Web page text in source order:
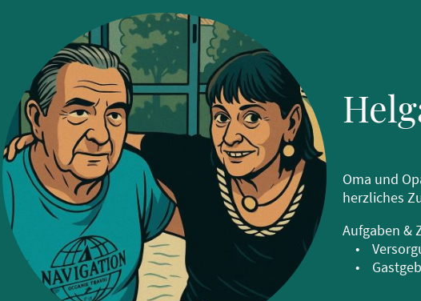
Oma und
herzliches
Aufgaben &
•
•